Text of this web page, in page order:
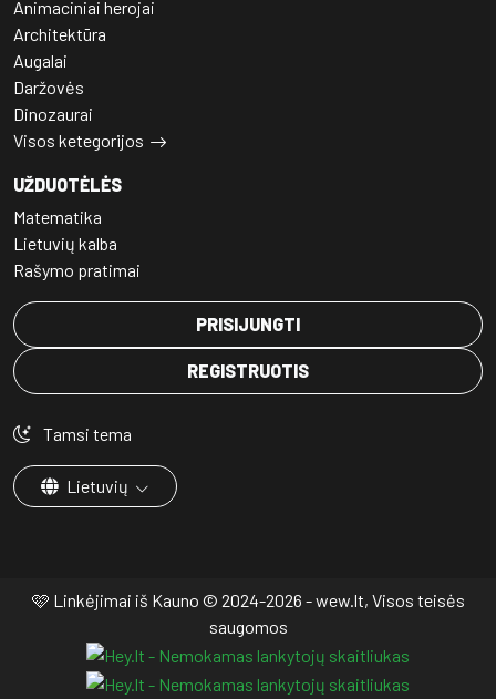
Animaciniai herojai
Architektūra
Augalai
Daržovės
Dinozaurai
Visos ketegorijos
UŽDUOTĖLĖS
Matematika
Lietuvių kalba
Rašymo pratimai
PRISIJUNGTI
REGISTRUOTIS
Tamsi tema
Lietuvių
🩷 Linkėjimai iš Kauno © 2024-2026 - wew.lt, Visos teisės
saugomos